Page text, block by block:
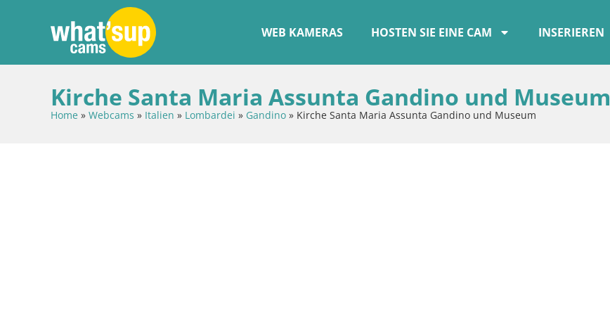
WEB KAMERAS HOSTEN SIE EINE CAM INSERIEREN
Kirche Santa Maria Assunta Gandino und Museum
Home » Webcams » Italien » Lombardei » Gandino » Kirche Santa Maria Assunta Gandino und Museum